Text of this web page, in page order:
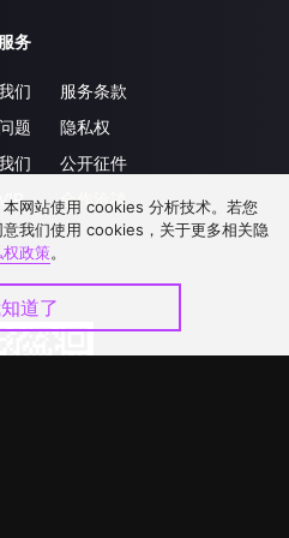
务
们
题
们
服务条款
隐私权
公开征件
合作洽談
网站使用 cookies 分析技术。若您
我们使用 cookies，关于更多相关隐
权政策。
道了